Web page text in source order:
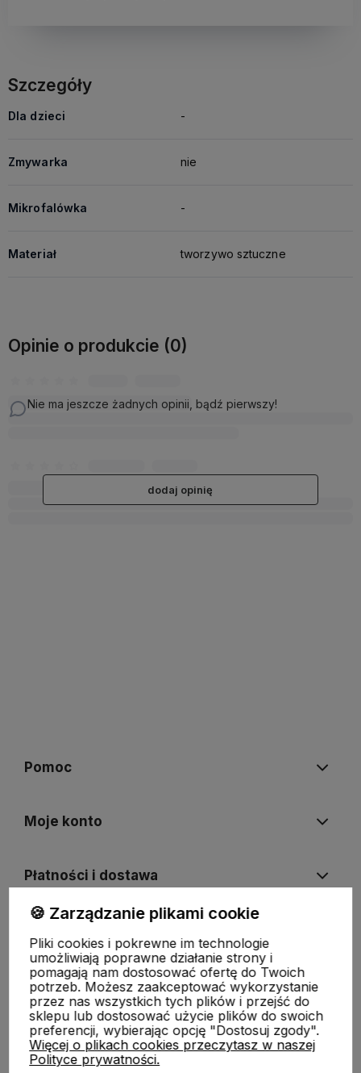
Szczegóły
Dla dzieci -
Zmywarka nie
Mikrofalówka -
Materiał tworzywo sztuczne
Opinie o produkcie (0)
Nie ma jeszcze żadnych opinii, bądź pierwszy!
dodaj opinię
Pomoc
Moje konto
Płatności i dostawa
O nas
🍪 Zarządzanie plikami cookie
Pliki cookies i pokrewne im technologie
umożliwiają poprawne działanie strony i
pomagają nam dostosować ofertę do Twoich
potrzeb. Możesz zaakceptować wykorzystanie
przez nas wszystkich tych plików i przejść do
sklepu lub dostosować użycie plików do swoich
preferencji, wybierając opcję "Dostosuj zgody".
Więcej o plikach cookies przeczytasz w naszej
Polityce prywatności.